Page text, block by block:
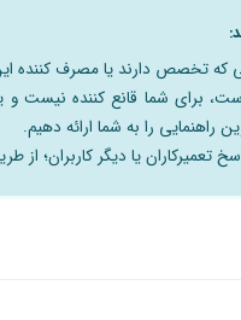
که تخصص دارند یا مصرف
برای شما قانع کننده نیست
راهنمایی را به شما ارائه دهیم.
تعمیرکاران یا دیگر کاربران؛ از